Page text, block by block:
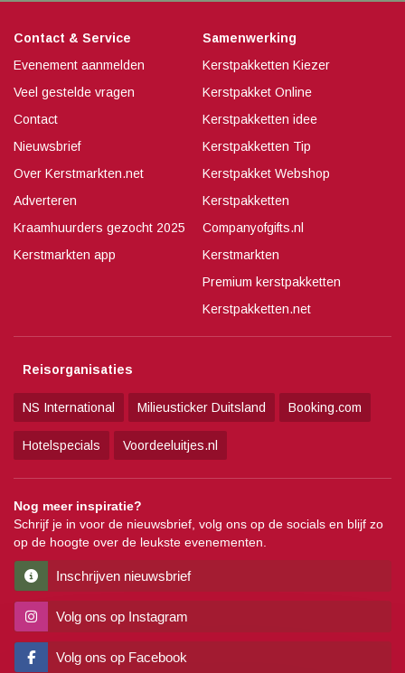
Contact & Service
Evenement aanmelden
Veel gestelde vragen
Contact
Nieuwsbrief
Over Kerstmarkten.net
Adverteren
Kraamhuurders gezocht 2025
Kerstmarkten app
Samenwerking
Kerstpakketten Kiezer
Kerstpakket Online
Kerstpakketten idee
Kerstpakketten Tip
Kerstpakket Webshop
Kerstpakketten
Companyofgifts.nl
Kerstmarkten
Premium kerstpakketten
Kerstpakketten.net
Reisorganisaties
NS International Milieusticker Duitsland Booking.com
Hotelspecials Voordeeluitjes.nl
Nog meer inspiratie?
Schrijf je in voor de nieuwsbrief, volg ons op de socials en blijf zo
op de hoogte over de leukste evenementen.
Inschrijven nieuwsbrief
Volg ons op Instagram
Volg ons op Facebook